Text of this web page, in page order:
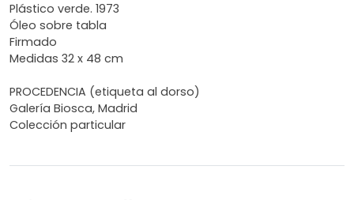
Plástico verde. 1973
Óleo sobre tabla
Firmado
Medidas 32 x 48 cm
PROCEDENCIA (etiqueta al dorso)
Galería Biosca, Madrid
Colección particular